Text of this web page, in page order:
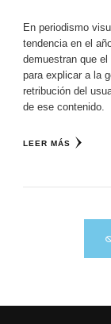
En periodismo
tendencia en el
demuestran que
para explicar a la
retribución del
de ese contenido.
LEER MÁS